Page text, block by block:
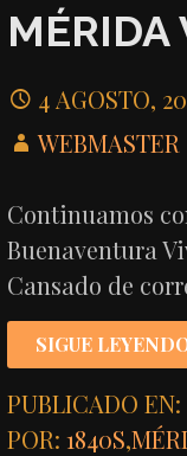
MÉRIDA
4 AGOSTO,
WEBMASTER
Continuamos
Buenaventura
Cansado de
SIGUE
PUBLICADO EN:
POR:1840S,